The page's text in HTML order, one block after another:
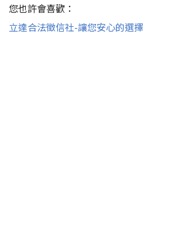
您也許會喜歡：
立達合法徵信社-讓您安心的選擇